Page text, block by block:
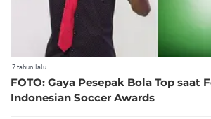
7 tahun lalu
FOTO: Gaya Pesepak Bola Top saat
Indonesian Soccer Awards